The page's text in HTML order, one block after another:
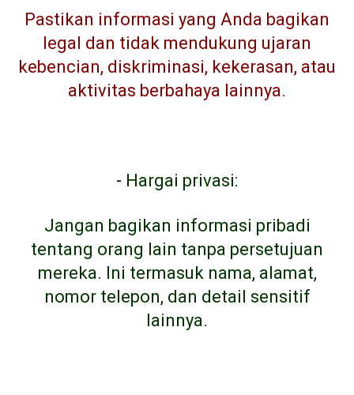
Pastikan informasi yang Anda bagikan
legal dan tidak mendukung ujaran
kebencian, diskriminasi, kekerasan, atau
aktivitas berbahaya lainnya.
- Hargai privasi:
Jangan bagikan informasi pribadi
tentang orang lain tanpa persetujuan
mereka. Ini termasuk nama, alamat,
nomor telepon, dan detail sensitif
lainnya.